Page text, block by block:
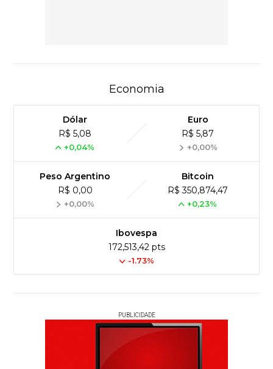
Economia
Dólar
R$ 5,08
+0,04%
Euro
R$ 5,87
+0,00%
Peso Argentino
R$ 0,00
+0,00%
Bitcoin
R$ 350,874,47
+0,23%
Ibovespa
172,513,42 pts
-1.73%
PUBLICIDADE